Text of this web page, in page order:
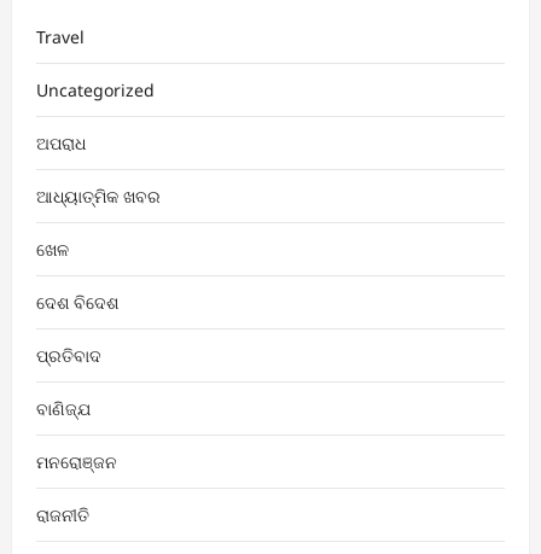
Travel
Uncategorized
ଅପରାଧ
ଆଧ୍ୟାତ୍ମିକ ଖବର
ଖେଳ
ଦେଶ ବିଦେଶ
ପ୍ରତିବାଦ
ବାଣିଜ୍ଯ
ମନରୋଞ୍ଜନ
ରାଜନୀତି